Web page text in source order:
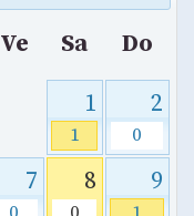
Ve Sa
Do
1
1
2
0
7 8 9